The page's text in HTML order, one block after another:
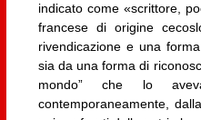
indicato come «scrittore,
francese di origine
rivendicazione e una
sia da una forma di
mondo” che lo
contemporaneamente,